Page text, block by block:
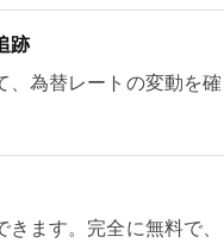
跡
、為替レートの変動を確
ます。完全に無料で、